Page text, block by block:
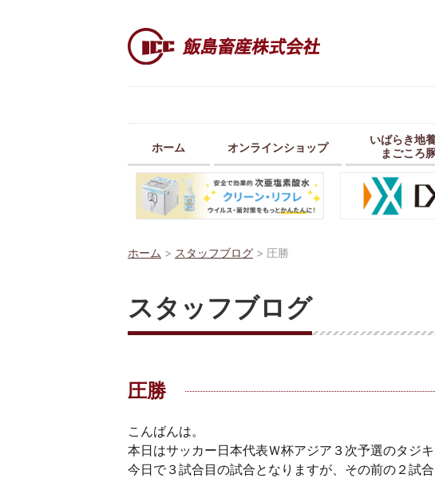
ホーム オンラインショップ
いばらき地
まごころ
ホーム > スタッフブログ > 圧勝
スタッフブログ
圧勝
こんばんは。
本日はサッカー日本代表Ｗ杯アジア３次予選のタジキ
今日で３試合目の試合となりますが、その前の２試